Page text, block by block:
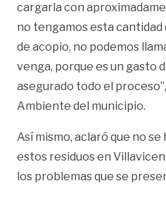
cargarla con
no tengamos esta
de acopio, no podemos
venga, porque es un gasto
asegurado todo el
Ambiente del municipio.
Así mismo, aclaró que no
estos residuos en
los problemas que se